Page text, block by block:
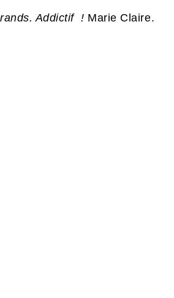
Addictif ! Marie Claire.